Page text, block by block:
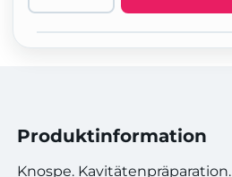
Produktinformation
Knospe. Kavitätenpräparation.